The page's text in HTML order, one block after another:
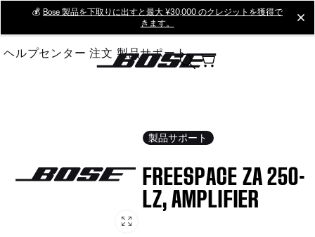
Main
💰 Bose 製品を下取りに出すと最大 ¥30,000 のクレジットを獲得で
きます。
ヘルプセンター 注文 製品サポート
製品サポート
FREESPACE ZA 250-
LZ, AMPLIFIER